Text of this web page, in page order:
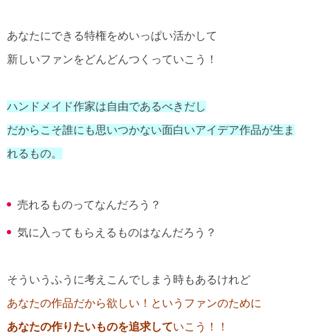
あなたにできる特権をめいっぱい活かして
新しいファンをどんどんつくっていこう！
ハンドメイド作家は自由であるべきだし
だからこそ誰にも思いつかない面白いアイデア作品が生ま
れるもの。
売れるものってなんだろう？
気に入ってもらえるものはなんだろう？
そういうふうに考えこんでしまう時もあるけれど
あなたの作品だから欲しい！というファンのために
あなたの作りたいものを追求していこう！！